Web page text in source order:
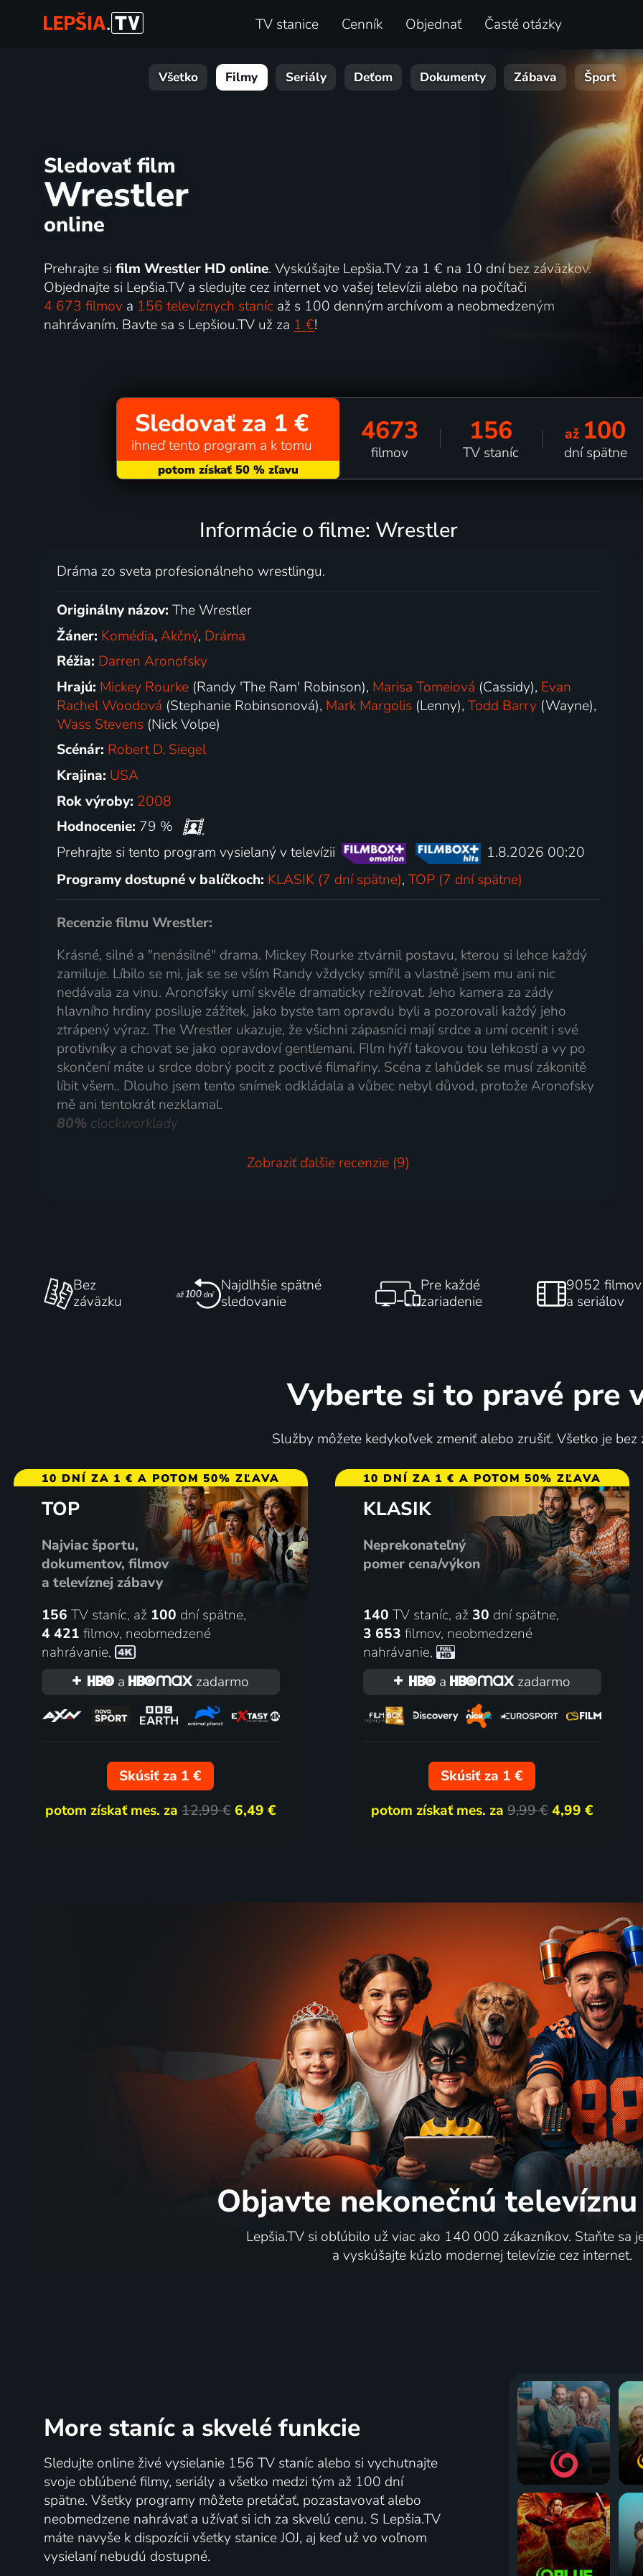
TV stanice Cenník Objednať Časté otázky
Všetko Filmy Seriály Deťom Dokumenty Zábava Šport
Sledovať film
Wrestler
online
Prehrajte si film Wrestler HD online. Vyskúšajte Lepšia.TV za 1 € na 10 dní bez záväzkov.
Objednajte si Lepšia.TV a sledujte cez internet vo vašej televízii alebo na počítači
4 673 filmova 156 televíznych stanícaž s 100 denným archívom a neobmedzeným
nahrávaním. Bavte sa s Lepšiou.TV už za 1 €!
Sledovať za 1 €
ihneď tento program a k tomu 4673
filmov
156
TV staníc
až 100
dní spätne
Informácie o filme: Wrestler
Dráma zo sveta profesionálneho wrestlingu.
Originálny názov:The Wrestler
Žáner: Komédia,Akčný, Dráma
Réžia: Darren Aronofsky
Hrajú: Mickey Rourke (Randy 'The Ram' Robinson), Marisa Tomeiová (Cassidy), Evan
Rachel Woodová (Stephanie Robinsonová), Mark Margolis (Lenny),Todd Barry (Wayne),
Wass Stevens (Nick Volpe)
Scénár: Robert D. Siegel
Krajina: USA
Rok výroby: 2008
Hodnocenie: 79 %
Prehrajte si tento program vysielaný v televízii
1.8.2026 00:20
Programy dostupné v balíčkoch: KLASIK (7 dní spätne),TOP (7 dní spätne)
Recenzie filmu Wrestler:
Krásné, silné a "nenásilné" drama. Mickey Rourke ztvárnil postavu, kterou si lehce každý
zamiluje. Líbilo se mi, jak se se vším Randy vždycky smířil a vlastně jsem mu ani nic
nedávala za vinu. Aronofsky umí skvěle dramaticky režírovat. Jeho kamera za zády
hlavního hrdiny posiluje zážitek, jako byste tam opravdu byli a pozorovali každý jeho
ztrápený výraz. The Wrestler ukazuje, že všichni zápasníci mají srdce a umí ocenit i své
protivníky a chovat se jako opravdoví gentlemani. FIlm hýří takovou tou lehkostí a vy po
skončení máte u srdce dobrý pocit z poctivé filmařiny. Scéna z lahůdek se musí zákonitě
líbit všem.. Dlouho jsem tento snímek odkládala a vůbec nebyl důvod, protože Aronofsky
mě ani tentokrát nezklamal.
80% clockworklady
Zobraziť ďalšie recenzie (9)
Bez
záväzku
Najdlhšie spätné
sledovanie
Pre každé
zariadenie
9052 filmov
a seriálov
Vyberte si to pravé pre
Služby môžete kedykoľvek zmeniť alebo zrušiť. Všetko je bez
10 DNÍ ZA 1 € A POTOM 50% ZĽAVA
TOP
Najviac športu,
dokumentov, filmov
a televíznej zábavy
156 TV staníc, až 100 dní spätne,
4 421 filmov, neobmedzené
nahrávanie,
a
zadarmo
Skúsiť za 1 €
potom získať mes. za12,99 € 6,49 €
10 DNÍ ZA 1 € A POTOM 50% ZĽAVA
KLASIK
Neprekonateľný
pomer cena/výkon
140 TV staníc, až 30 dní spätne,
3 653 filmov, neobmedzené
nahrávanie,
a
zadarmo
Skúsiť za 1 €
potom získať mes. za9,99 € 4,99 €
Objavte nekonečnú
Lepšia.TV si obľúbilo už viac ako 140 000 zákazníkov. Staňte sa
a vyskúšajte kúzlo modernej televízie cez internet.
More staníc a skvelé funkcie
Sledujte online živé vysielanie 156 TV staníc alebo si vychutnajte
svoje obľúbené filmy, seriály a všetko medzi tým až 100 dní
spätne. Všetky programy môžete pretáčať, pozastavovať alebo
neobmedzene nahrávať a užívať si ich za skvelú cenu. S Lepšia.TV
máte navyše k dispozícii všetky stanice JOJ, aj keď už vo voľnom
vysielaní nebudú dostupné.